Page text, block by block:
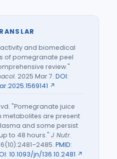
and biomedical
of pomegranate peel
review."
2025 Mar 7. DOI:
↗
vd. "Pomegranate juice
metabolites are present
and some persist
to 48 hours." J Nutr.
PMID:
10.1093/jn/136.10.2481 ↗